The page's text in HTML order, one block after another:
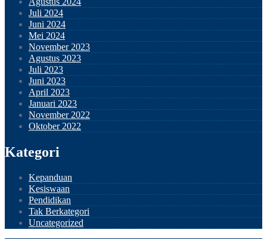
Juli 2024
Juni 2024
Mei 2024
November 2023
Agustus 2023
Juli 2023
Juni 2023
April 2023
Januari 2023
November 2022
Oktober 2022
Kategori
Kepanduan
Kesiswaan
Pendidikan
Tak Berkategori
Uncategorized